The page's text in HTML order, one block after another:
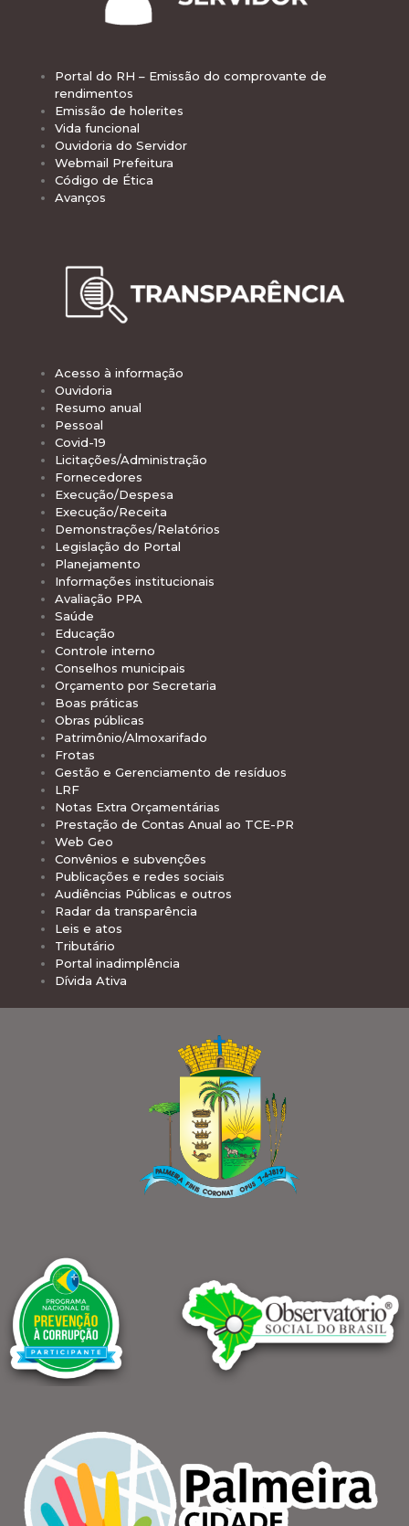
Portal do RH – Emissão do comprovante de
rendimentos
Emissão de holerites
Vida funcional
Ouvidoria do Servidor
Webmail Prefeitura
Código de Ética
Avanços
Acesso à informação
Ouvidoria
Resumo anual
Pessoal
Covid-19
Licitações/Administração
Fornecedores
Execução/Despesa
Execução/Receita
Demonstrações/Relatórios
Legislação do Portal
Planejamento
Informações institucionais
Avaliação PPA
Saúde
Educação
Controle interno
Conselhos municipais
Orçamento por Secretaria
Boas práticas
Obras públicas
Patrimônio/Almoxarifado
Frotas
Gestão e Gerenciamento de resíduos
LRF
Notas Extra Orçamentárias
Prestação de Contas Anual ao TCE-PR
Web Geo
Convênios e subvenções
Publicações e redes sociais
Audiências Públicas e outros
Radar da transparência
Leis e atos
Tributário
Portal inadimplência
Dívida Ativa